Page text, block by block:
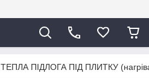
ТЕПЛА ПІДЛОГА ПІД ПЛИТКУ